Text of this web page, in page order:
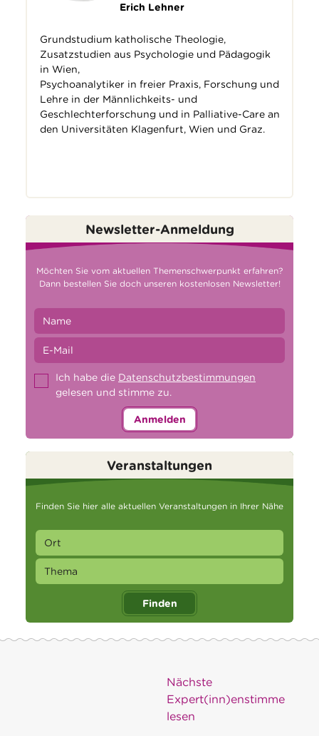
Erich Lehner
Grundstudium katholische Theologie,
Zusatzstudien aus Psychologie und Pädagogik
in Wien,
Psychoanalytiker in freier Praxis, Forschung und
Lehre in der Männlichkeits- und
Geschlechterforschung und in Palliative-Care an
den Universitäten Klagenfurt, Wien und Graz.
Newsletter-Anmeldung
Möchten Sie vom aktuellen Themenschwerpunkt erfahren?
Dann bestellen Sie doch unseren kostenlosen Newsletter!
Ich habe die Datenschutzbestimmungen
gelesen und stimme zu.
Anmelden
Veranstaltungen
Finden Sie hier alle aktuellen Veranstaltungen in Ihrer Nähe
Finden
Nächste
Expert(inn)enstimme
lesen